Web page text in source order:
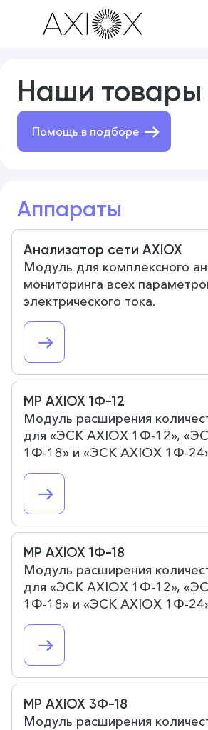
Наши товары
Помощь в подборе
Аппараты
Анализатор сети AXIOX
Модуль для комплексного
мониторинга всех
электрического тока.
МР AXIOX 1Ф-12
Модуль расширения
для «ЭСК AXIOX 1Ф-12»,
1Ф-18» и «ЭСК AXIOX 1Ф-
МР AXIOX 1Ф-18
Модуль расширения
для «ЭСК AXIOX 1Ф-12»,
1Ф-18» и «ЭСК AXIOX 1Ф-
МР AXIOX 3Ф-18
Модуль расширения